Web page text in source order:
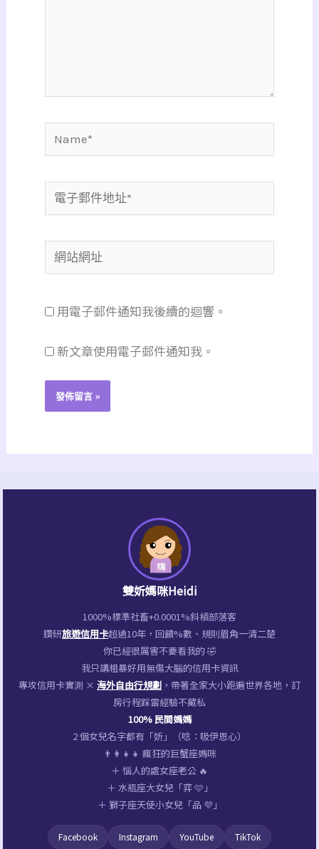
Name*
電
子
件
地
網
站
址 用電子郵件通知我後續的迴響。
新文章使用電子郵件通知我。
雙妡媽咪Heidi
1000%標準社畜+0.0001%斜槓部落客
鑽研旅遊信用卡超過10年，回饋%數、規則眉角一清二楚
你已經很厲害不要看我的 🤣
我只講粗暴好用無傷大腦的信用卡資訊
專攻信用卡實測 × 海外自由行規劃 ，帶著全家大小跑遍世界各地，訂
房行程踩雷經驗不藏私
100% 民間媽媽
2 個女兒名字都有「妡」（唸：吸伊恩心）
👨‍👩‍👧‍👧 瘋狂的巨蟹座媽咪
＋ 惱人的處女座老公 🔥
＋ 水瓶座大女兒「弈 🩷」
＋ 獅子座天使小女兒「品 💜」
Facebook Instagram YouTube TikTok